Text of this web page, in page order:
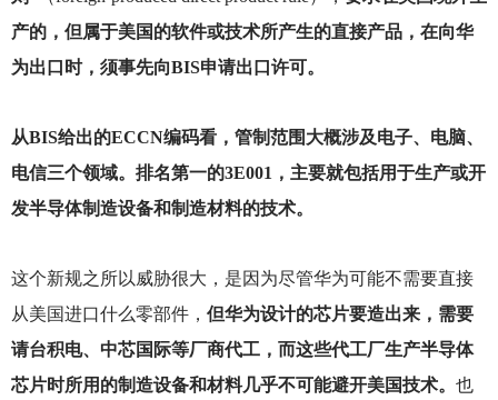
产的，但属于美国的软件或技术所产生的直接产品，在向华
为出口时，须事先向BIS申请出口许可。
从BIS给出的ECCN编码看，管制范围大概涉及电子、电脑、
电信三个领域。排名第一的3E001，主要就包括用于生产或开
发半导体制造设备和制造材料的技术。
这个新规之所以威胁很大，是因为尽管华为可能不需要直接
从美国进口什么零部件， 但华为设计的芯片要造出来，需要
请台积电、中芯国际等厂商代工，而这些代工厂生产半导体
芯片时所用的制造设备和材料几乎不可能避开美国技术。 也